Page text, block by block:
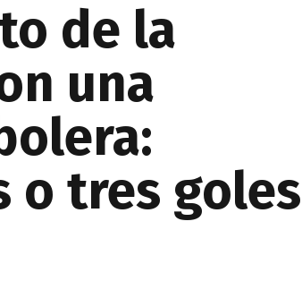
de la
una
o tres goles